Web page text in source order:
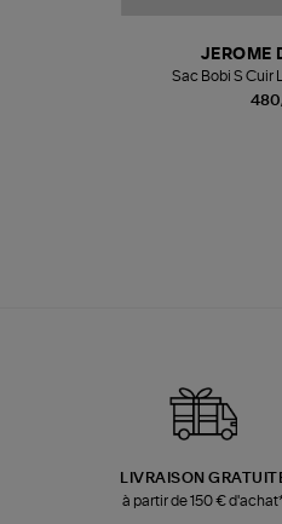
JEROME
Sac Bobi S Cuir
LIVRAISON
à partir de 150 €